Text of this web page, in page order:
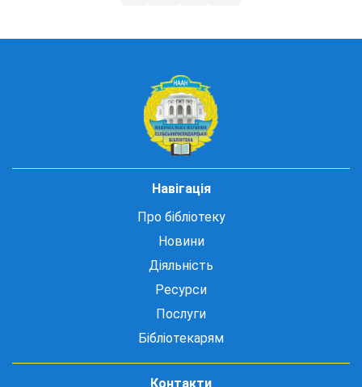
Навігація
Про бібліотеку
Новини
Діяльність
Ресурси
Послуги
Бібліотекарям
Контакти